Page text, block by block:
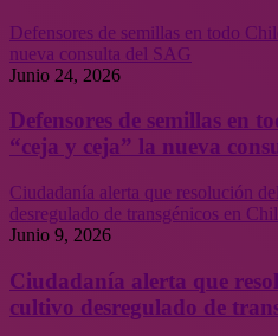
Defensores de semillas en todo
nueva consulta del SAG
Junio 24, 2026
Defensores de semillas en
“ceja y ceja” la nueva
Ciudadanía alerta que resolución
desregulado de transgénicos en
Junio 9, 2026
Ciudadanía alerta que
cultivo desregulado de